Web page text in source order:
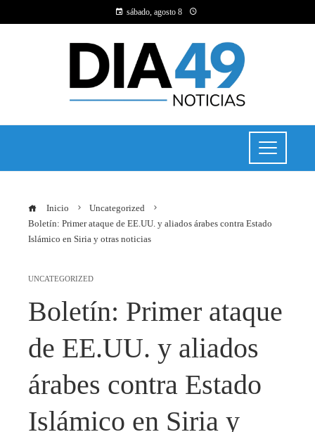
sábado, agosto 8
Inicio
Uncategorized
Boletín: Primer ataque de EE.UU. y aliados árabes contra Estado
Islámico en Siria y otras noticias
UNCATEGORIZED
Boletín: Primer ataque
de EE.UU. y aliados
árabes contra Estado
Islámico en Siria y